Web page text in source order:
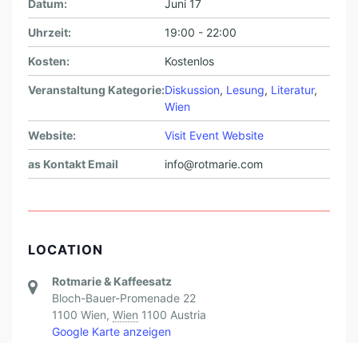
Datum: Juni 17
Uhrzeit: 19:00 - 22:00
Kosten: Kostenlos
Veranstaltung Kategorie:Diskussion, Lesung, Literatur,
Wien
Website: Visit Event Website
as Kontakt Email info@rotmarie.com
LOCATION
Rotmarie & Kaffeesatz
Bloch-Bauer-Promenade 22
1100 Wien, Wien 1100 Austria
Google Karte anzeigen